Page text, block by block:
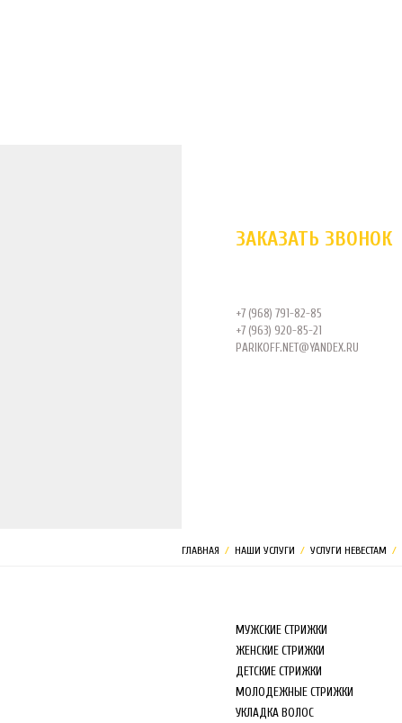
ЗАКАЗАТЬ ЗВОНОК
+7 (968) 791-82-85
+7 (963) 920-85-21
PARIKOFF.NET@YANDEX.RU
ГЛАВНАЯ / НАШИ УСЛУГИ / УСЛУГИ НЕВЕСТАМ /
МУЖСКИЕ СТРИЖКИ
ЖЕНСКИЕ СТРИЖКИ
ДЕТСКИЕ СТРИЖКИ
МОЛОДЕЖНЫЕ СТРИЖКИ
УКЛАДКА ВОЛОС